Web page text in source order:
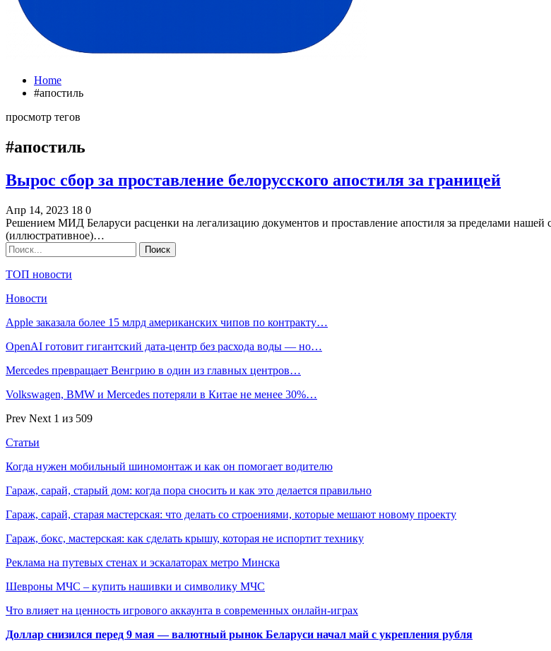
Home
#апостиль
просмотр тегов
#апостиль
Вырос сбор за проставление белорусского апостиля за границей
Апр 14, 2023 18 0
Решением МИД Беларуси расценки на легализацию документов и проставление апостиля за пределами
(иллюстративное)…
ТОП новости
Новости
Apple заказала более 15 млрд американских чипов по контракту…
OpenAI готовит гигантский дата-центр без расхода воды — но…
Mercedes превращает Венгрию в один из главных центров…
Volkswagen, BMW и Mercedes потеряли в Китае не менее 30%…
Prev Next 1 из 509
Статьи
Когда нужен мобильный шиномонтаж и как он помогает водителю
Гараж, сарай, старый дом: когда пора сносить и как это делается правильно
Гараж, сарай, старая мастерская: что делать со строениями, которые мешают новому проекту
Гараж, бокс, мастерская: как сделать крышу, которая не испортит технику
Реклама на путевых стенах и эскалаторах метро Минска
Шевроны МЧС – купить нашивки и символику МЧС
Что влияет на ценность игрового аккаунта в современных онлайн-играх
Доллар снизился перед 9 мая — валютный рынок Беларуси начал май с укрепления рубля